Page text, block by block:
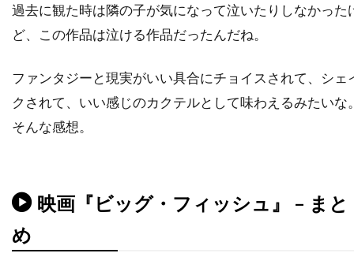
デニス・アーバーグバズ・フェイトシャンズ
デニス・リチャーズ
デニーズ・ディ・ノーヴィ
デニーズ・フェイ
デビッド・セルバーグ
デビッド・ドワイヤー
デブラ・ヘイワード
デボラ・ホッパー
過去に観た時は隣の子が気になって泣いたりしなかった
ど、この作品は泣ける作品だったんだね。
ファンタジーと現実がいい具合にチョイスされて、シェ
クされて、いい感じのカクテルとして味わえるみたいな
そんな感想。
映画『ビッグ・フィッシュ』 – まと
め